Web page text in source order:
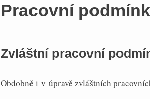
Pracovní
Zvláštní pracovní
Obdobně i v úpravě zvláštních